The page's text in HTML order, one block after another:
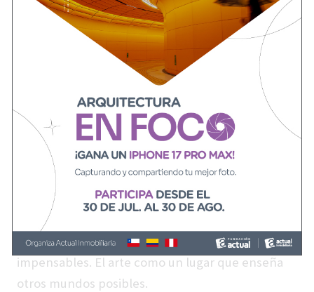
accidente podría cumplir la misma función. Bien,
sin embargo, aparece otro aspecto, y es que el
arte -el de calidad- propone una mirada del
mundo, una estética, y a veces su complejidad,
que puede despertar la extrañeza o la suspicacia
del público, puede terminar instalando una
nueva manera de entender las cosas; estética,
poética, existencial. Una obra puede llevarnos a
ver con otros ojos el lugar que la rodea y a
entender que la belleza, que la visualidad, que
las formas, pueden tener una presencia y un
desarrollo que antes de esa obra nos parecían
impensables. El arte como un lugar que enseña
otros mundos posibles.